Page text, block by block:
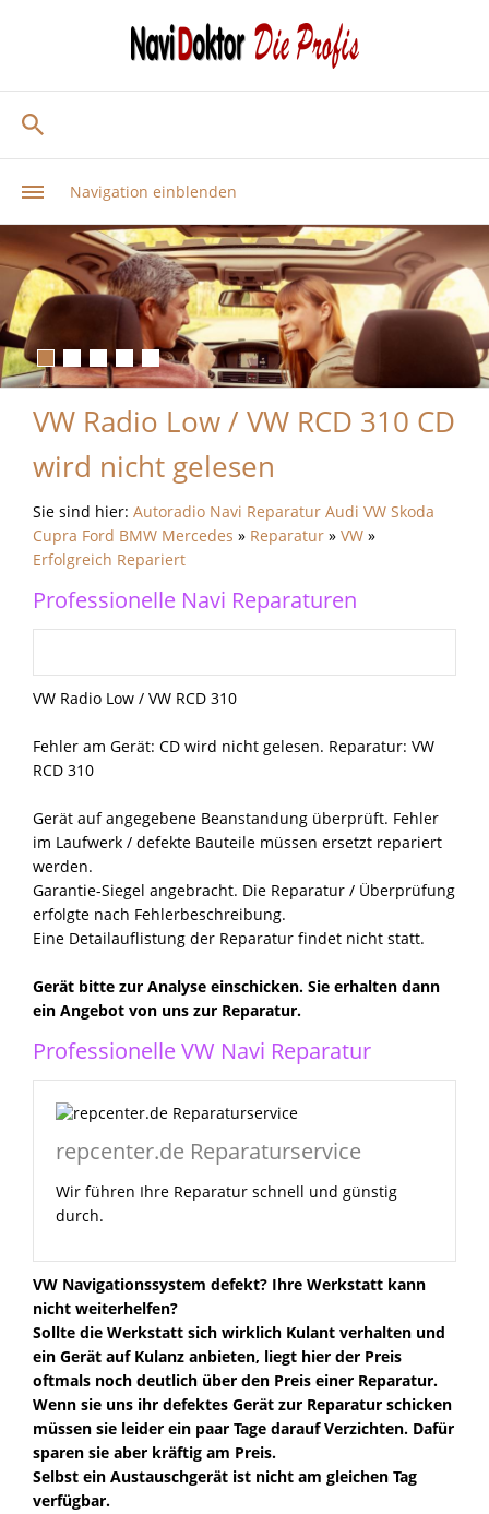
Navigation einblenden
VW Radio Low / VW RCD 310 CD
wird nicht gelesen
Sie sind hier: Autoradio Navi Reparatur Audi VW Skoda
Cupra Ford BMW Mercedes » Reparatur » VW »
Erfolgreich Repariert
Professionelle Navi Reparaturen
VW Radio Low / VW RCD 310
Fehler am Gerät: CD wird nicht gelesen. Reparatur: VW
RCD 310
Gerät auf angegebene Beanstandung überprüft. Fehler
im Laufwerk / defekte Bauteile müssen ersetzt repariert
werden.
Garantie-Siegel angebracht. Die Reparatur / Überprüfung
erfolgte nach Fehlerbeschreibung.
Eine Detailauflistung der Reparatur findet nicht statt.
Gerät bitte zur Analyse einschicken. Sie erhalten dann
ein Angebot von uns zur Reparatur.
Professionelle VW Navi Reparatur
repcenter.de Reparaturservice
Wir führen Ihre Reparatur schnell und günstig
durch.
VW Navigationssystem defekt? Ihre Werkstatt kann
nicht weiterhelfen?
Sollte die Werkstatt sich wirklich Kulant verhalten und
ein Gerät auf Kulanz anbieten, liegt hier der Preis
oftmals noch deutlich über den Preis einer Reparatur.
Wenn sie uns ihr defektes Gerät zur Reparatur schicken
müssen sie leider ein paar Tage darauf Verzichten. Dafür
sparen sie aber kräftig am Preis.
Selbst ein Austauschgerät ist nicht am gleichen Tag
verfügbar.